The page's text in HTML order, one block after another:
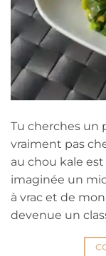
Tu cherches un
vraiment pas
au chou kale est
imaginée un
à vrac et de
devenue un